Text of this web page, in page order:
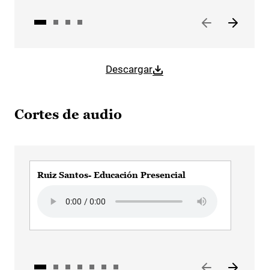
Descargar
Cortes de audio
Ruiz Santos- Educación Presencial